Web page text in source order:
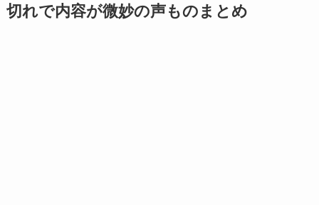
切れで内容が微妙の声ものまとめ